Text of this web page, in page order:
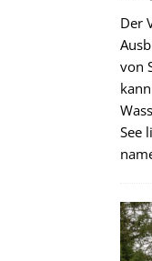
Der
von
See